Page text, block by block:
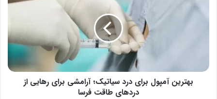
درد
از
دردهایبهترین آمپول برای درد سیاتیک؛ آرامشی برای رهایی از
دردهای طاقت فرسا